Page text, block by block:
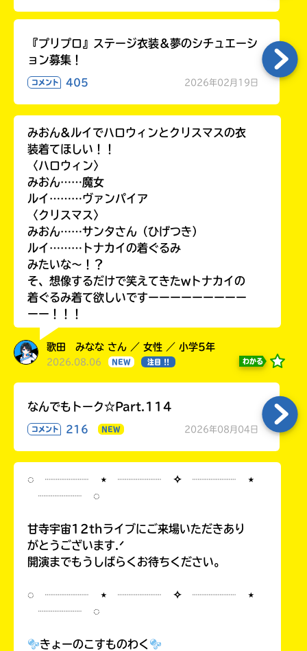
『プリプロ』ステージ衣装＆夢のシチュエーシ
ョン募集！
コメント 405 2026年02月19日
みおん&ルイでハロウィンとクリスマスの衣
装着てほしい！！
〈ハロウィン〉
みおん……魔女
ルイ………ヴァンパイア
〈クリスマス〉
みおん……サンタさん（ひげつき）
ルイ………トナカイの着ぐるみ
みたいな〜！？
そ、想像するだけで笑えてきたwトナカイの
着ぐるみ着て欲しいですーーーーーーーーー
ーー！！！
歌田 みなな さん ／ 女性 ／ 小学5年
2026.08.06 NEW 注目 !! わかる
なんでもトーク☆Part.114
コメント 216 NEW 2026年08月04日
◌ ┈┈┈┈ ⋆ ┈┈┈┈ ✧ ┈┈┈┈ ⋆
┈┈┈┈ ◌
甘寺宇宙12thライブにご来場いただきあり
がとうございます.ᐟ
開演までもうしばらくお待ちください。
◌ ┈┈┈┈ ⋆ ┈┈┈┈ ✧ ┈┈┈┈ ⋆
┈┈┈┈ ◌
きょーのこすものわく